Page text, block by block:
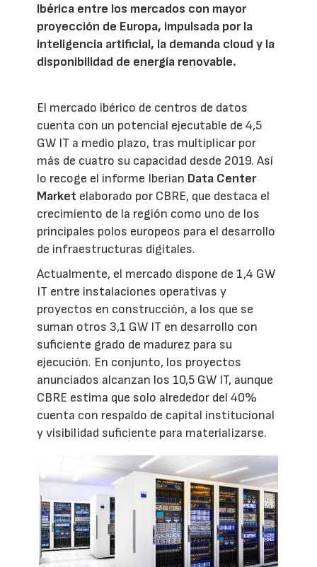
Ibérica entre los mercados con mayor
proyección de Europa, impulsada por la
inteligencia artificial, la demanda cloud y la
disponibilidad de energía renovable.
El mercado ibérico de centros de datos
cuenta con un potencial ejecutable de 4,5
GW IT a medio plazo, tras multiplicar por
más de cuatro su capacidad desde 2019. Así
lo recoge el informe Iberian Data Center
Market elaborado por CBRE, que destaca el
crecimiento de la región como uno de los
principales polos europeos para el desarrollo
de infraestructuras digitales.
Actualmente, el mercado dispone de 1,4 GW
IT entre instalaciones operativas y
proyectos en construcción, a los que se
suman otros 3,1 GW IT en desarrollo con
suficiente grado de madurez para su
ejecución. En conjunto, los proyectos
anunciados alcanzan los 10,5 GW IT, aunque
CBRE estima que solo alrededor del 40%
cuenta con respaldo de capital institucional
y visibilidad suficiente para materializarse.